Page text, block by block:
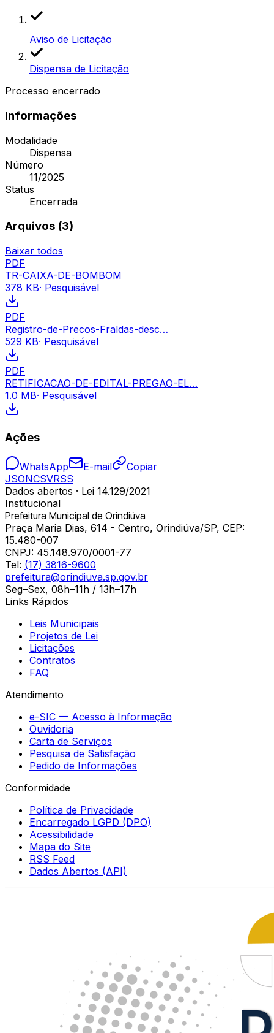
Aviso de Licitação
Dispensa de Licitação
Processo encerrado
Informações
Modalidade
Dispensa
Número
11/2025
Status
Encerrada
Arquivos (3)
Baixar todos
PDF
TR-CAIXA-DE-BOMBOM
378 KB· Pesquisável
PDF
Registro-de-Precos-Fraldas-desc…
529 KB· Pesquisável
PDF
RETIFICACAO-DE-EDITAL-PREGAO-EL…
1.0 MB· Pesquisável
Ações
WhatsApp E-mail
Copiar
JSONCSVRSS
Dados abertos · Lei 14.129/2021
Institucional
Prefeitura Municipal de Orindiúva
Praça Maria Dias, 614 - Centro, Orindiúva/SP, CEP:
15.480-007
CNPJ: 45.148.970/0001-77
Tel: (17) 3816-9600
prefeitura@orindiuva.sp.gov.br
Seg–Sex, 08h–11h / 13h–17h
Links Rápidos
Leis Municipais
Projetos de Lei
Licitações
Contratos
FAQ
Atendimento
e-SIC — Acesso à Informação
Ouvidoria
Carta de Serviços
Pesquisa de Satisfação
Pedido de Informações
Conformidade
Política de Privacidade
Encarregado LGPD (DPO)
Acessibilidade
Mapa do Site
RSS Feed
Dados Abertos (API)